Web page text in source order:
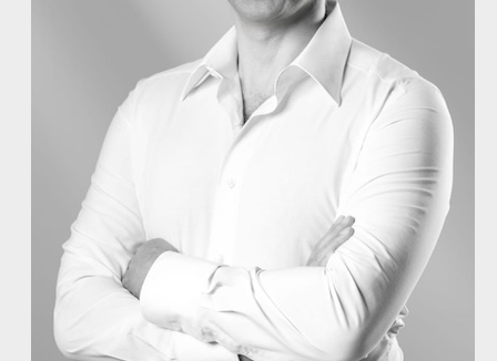
Вебинары
Персоналии
Статьи
Новости